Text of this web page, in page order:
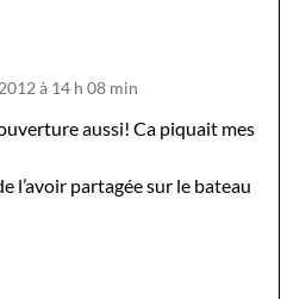
à 14 h 08 min
aussi! Ca piquait mes
l’avoir partagée sur le bateau